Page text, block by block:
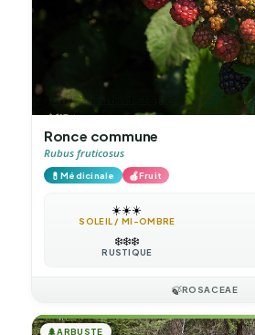
Ronce commune
Rubus fruticosus
💊Médicinale 🍎Fruit
☀️☀️☀️
SOLEIL / MI-OMBRE
❄️❄️❄️
RUSTIQUE
🍃ROSACEAE
🌲ARBUSTE